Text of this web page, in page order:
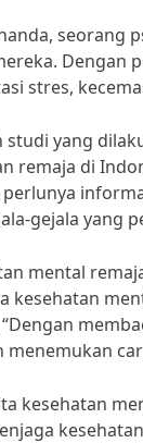
seorang
Dengan
stres,
studi yang
remaja di
gejala yang
mental
kesehatan
menemukan
kesehatan